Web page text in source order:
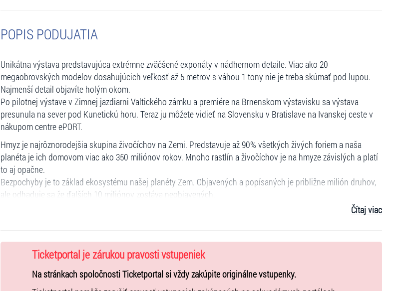
POPIS PODUJATIA
Unikátna výstava predstavujúca extrémne zväčšené exponáty v nádhernom detaile. Viac ako 20
megaobrovských modelov dosahujúcich veľkosť až 5 metrov s váhou 1 tony nie je treba skúmať pod lupou.
Najmenší detail objavíte holým okom.
Po pilotnej výstave v Zimnej jazdiarni Valtického zámku a premiére na Brnenskom výstavisku sa výstava
presunula na sever pod Kunetickú horu. Teraz ju môžete vidieť na Slovensku v Bratislave na Ivanskej ceste v
nákupom centre ePORT.
Hmyz je najrôznorodejšia skupina živočíchov na Zemi. Predstavuje až 90% všetkých živých foriem a naša
planéta je ich domovom viac ako 350 miliónov rokov. Mnoho rastlín a živočíchov je na hmyze závislých a platí
to aj opačne.
Bezpochyby je to základ ekosystému našej planéty Zem. Objavených a popísaných je približne milión druhov,
ale odhaduje sa že ďalších 10 miliónov zostáva neobjavených.
MHD: nejbližší autobusová zastávka: Fafruny (linky 69, 163, 61)
- cca 100 parkovacích míst zdarma
- Výpadovka D1 SMER LETISKO
Čítaj viac
Ticketportal je zárukou pravosti vstupeniek
Na stránkach spoločnosti Ticketportal si vždy zakúpite originálne vstupenky.